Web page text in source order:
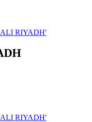
RIYADH'
RIYADH'